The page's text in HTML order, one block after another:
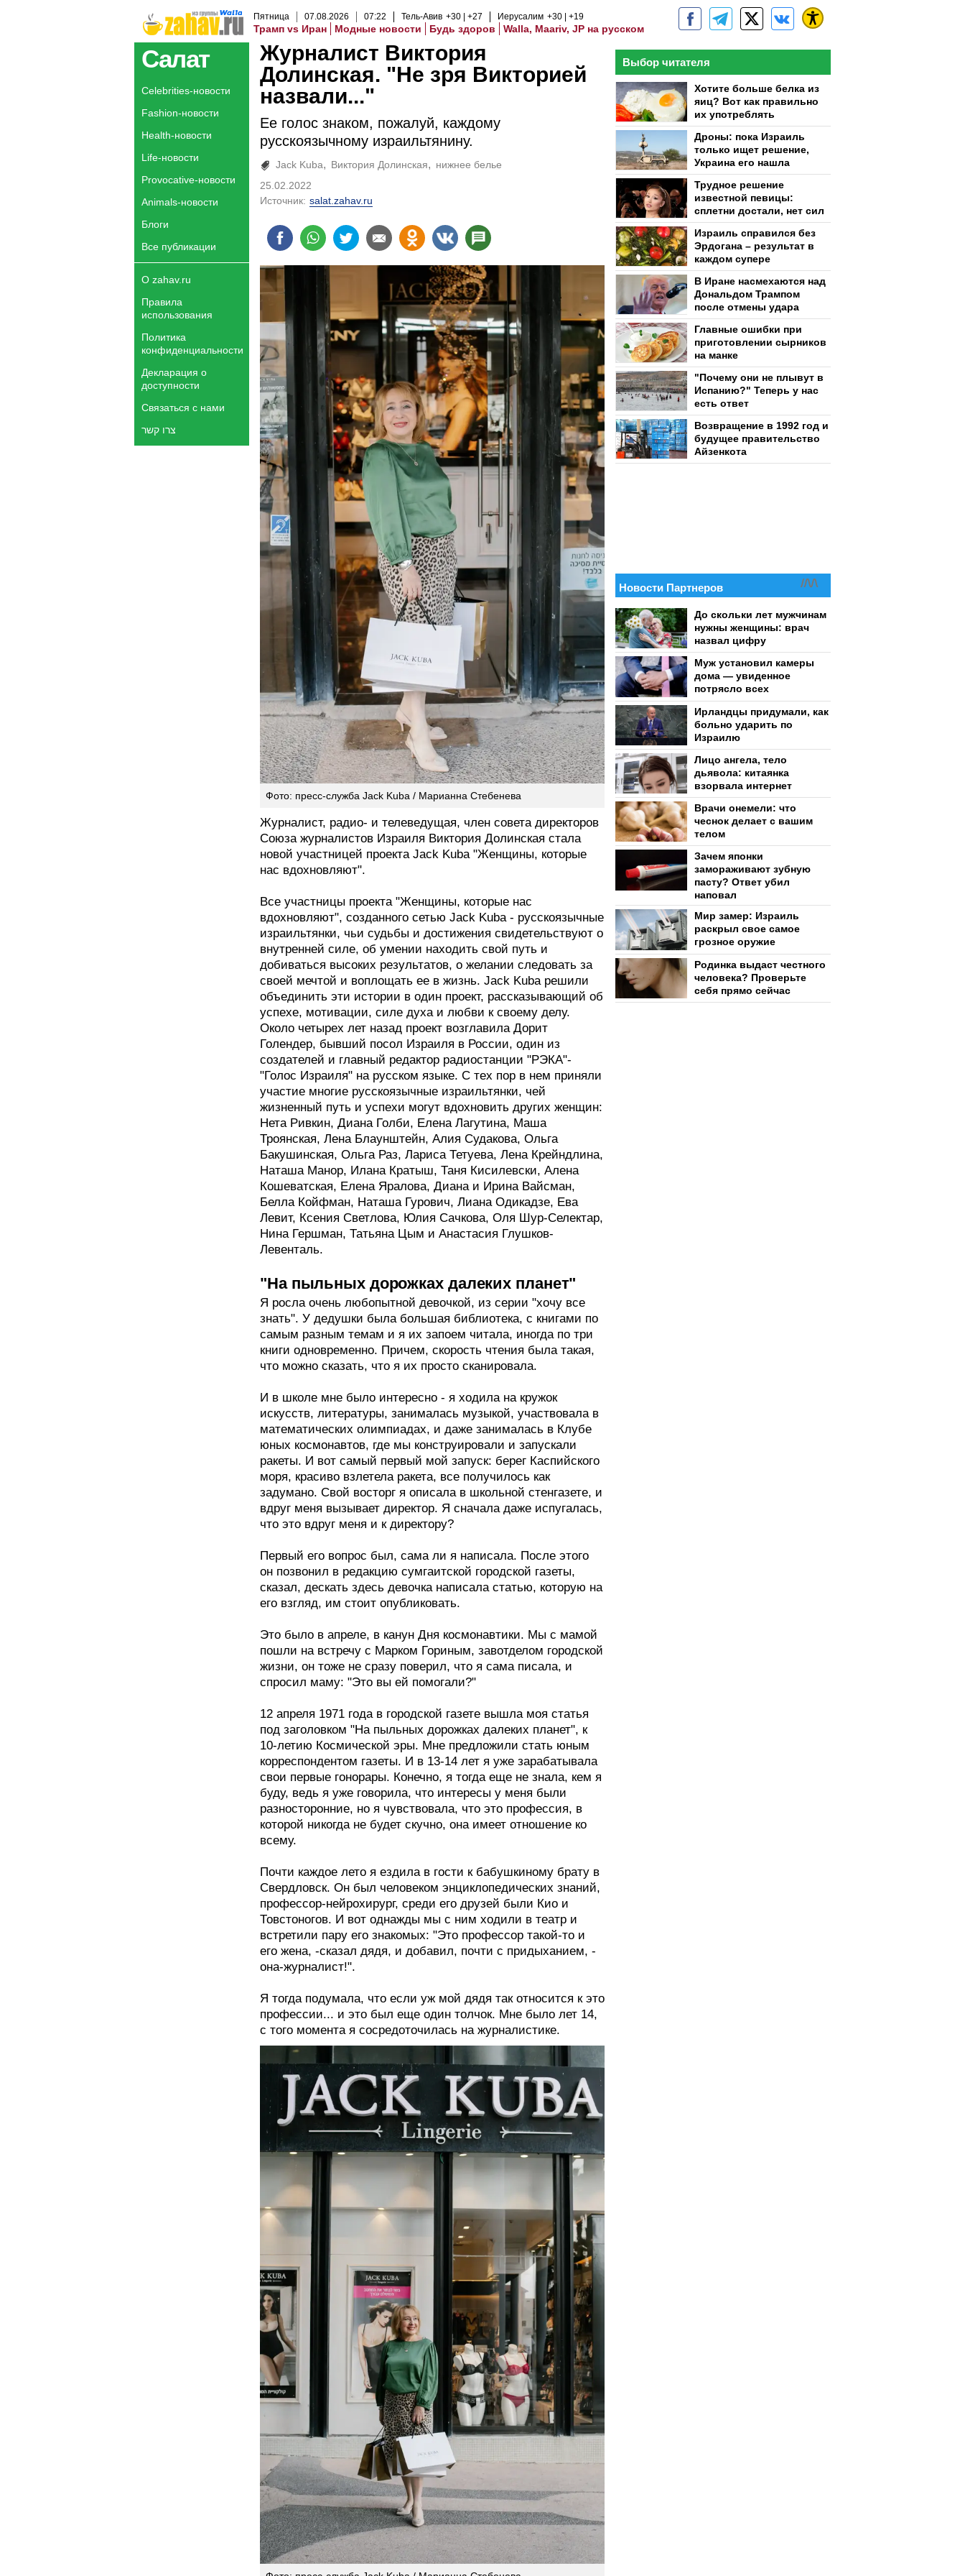
Пятница 07.08.2026 07:22 Тель-Авив +30 +27 Иерусалим +30 +19
Трамп vs Иран Модные новости Будь здоров Walla, Maariv, JP на русском
Салат
Celebrities-новости
Fashion-новости
Health-новости
Life-новости
Provocative-новости
Animals-новости
Блоги
Все публикации
О zahav.ru
Правила
использования
Политика
конфиденциальности
Декларация о
доступности
Связаться с нами
צרו קשר
Журналист Виктория
Долинская. "Не зря Викторией
назвали..."
Ее голос знаком, пожалуй, каждому
русскоязычному израильтянину.
Jack Kuba Виктория Долинская
нижнее белье
25.02.2022
Источник: salat.zahav.ru
Фото: пресс-служба Jack Kuba / Марианна Стебенева
Журналист, радио- и телеведущая, член совета директоров
Союза журналистов Израиля Виктория Долинская стала
новой участницей проекта Jack Kuba "Женщины, которые
нас вдохновляют".
Все участницы проекта "Женщины, которые нас
вдохновляют", созданного сетью Jack Kuba - русскоязычные
израильтянки, чьи судьбы и достижения свидетельствуют о
внутренней силе, об умении находить свой путь и
добиваться высоких результатов, о желании следовать за
своей мечтой и воплощать ее в жизнь. Jack Kuba решили
объединить эти истории в один проект, рассказывающий об
успехе, мотивации, силе духа и любви к своему делу.
Около четырех лет назад проект возглавила Дорит
Голендер, бывший посол Израиля в России, один из
создателей и главный редактор радиостанции "РЭКА"-
"Голос Израиля" на русском языке. С тех пор в нем приняли
участие многие русскоязычные израильтянки, чей
жизненный путь и успехи могут вдохновить других женщин:
Нета Ривкин, Диана Голби, Елена Лагутина, Маша
Троянская, Лена Блаунштейн, Алия Судакова, Ольга
Бакушинская, Ольга Раз, Лариса Тетуева, Лена Крейндлина,
Наташа Манор, Илана Кратыш, Таня Кисилевски, Алена
Кошеватская, Елена Яралова, Диана и Ирина Вайсман,
Белла Койфман, Наташа Гурович, Лиана Одикадзе, Ева
Левит, Ксения Светлова, Юлия Сачкова, Оля Шур-Селектар,
Нина Гершман, Татьяна Цым и Анастасия Глушков-
Левенталь.
"На пыльных дорожках далеких планет"
Я росла очень любопытной девочкой, из серии "хочу все
знать". У дедушки была большая библиотека, с книгами по
самым разным темам и я их запоем читала, иногда по три
книги одновременно. Причем, скорость чтения была такая,
что можно сказать, что я их просто сканировала.
И в школе мне было интересно - я ходила на кружок
искусств, литературы, занималась музыкой, участвовала в
математических олимпиадах, и даже занималась в Клубе
юных космонавтов, где мы конструировали и запускали
ракеты. И вот самый первый мой запуск: берег Каспийского
моря, красиво взлетела ракета, все получилось как
задумано. Свой восторг я описала в школьной стенгазете, и
вдруг меня вызывает директор. Я сначала даже испугалась,
что это вдруг меня и к директору?
Первый его вопрос был, сама ли я написала. После этого
он позвонил в редакцию сумгаитской городской газеты,
сказал, дескать здесь девочка написала статью, которую на
его взгляд, им стоит опубликовать.
Это было в апреле, в канун Дня космонавтики. Мы с мамой
пошли на встречу с Марком Гориным, завотделом городской
жизни, он тоже не сразу поверил, что я сама писала, и
спросил маму: "Это вы ей помогали?"
12 апреля 1971 года в городской газете вышла моя статья
под заголовком "На пыльных дорожках далеких планет", к
10-летию Космической эры. Мне предложили стать юным
корреспондентом газеты. И в 13-14 лет я уже зарабатывала
свои первые гонорары. Конечно, я тогда еще не знала, кем я
буду, ведь я уже говорила, что интересы у меня были
разносторонние, но я чувствовала, что это профессия, в
которой никогда не будет скучно, она имеет отношение ко
всему.
Почти каждое лето я ездила в гости к бабушкиному брату в
Свердловск. Он был человеком энциклопедических знаний,
профессор-нейрохирург, среди его друзей были Кио и
Товстоногов. И вот однажды мы с ним ходили в театр и
встретили пару его знакомых: "Это профессор такой-то и
его жена, -сказал дядя, и добавил, почти с придыханием, -
она-журналист!".
Я тогда подумала, что если уж мой дядя так относится к это
профессии... и это был еще один толчок. Мне было лет 14,
с того момента я сосредоточилась на журналистике.
Выбор читателя
Хотите больше белка из
яиц? Вот как правильно
их употреблять
Дроны: пока Израиль
только ищет решение,
Украина его нашла
Трудное решение
известной певицы:
сплетни достали, нет сил
Израиль справился без
Эрдогана – результат в
каждом супере
В Иране насмехаются над
Дональдом Трампом
после отмены удара
Главные ошибки при
приготовлении сырников
на манке
"Почему они не плывут в
Испанию?" Теперь у нас
есть ответ
Возвращение в 1992 год и
будущее правительство
Айзенкота